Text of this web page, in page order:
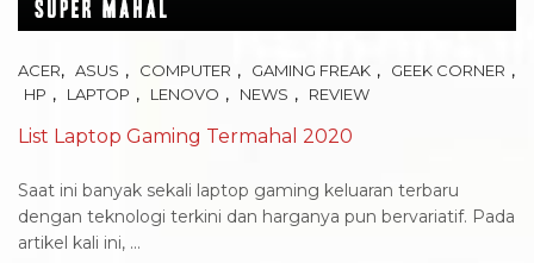
ACER, ASUS , COMPUTER , GAMING FREAK , GEEK CORNER ,
HP , LAPTOP , LENOVO , NEWS , REVIEW
List Laptop Gaming Termahal 2020
Saat ini banyak sekali laptop gaming keluaran terbaru
dengan teknologi terkini dan harganya pun bervariatif. Pada
artikel kali ini, ...